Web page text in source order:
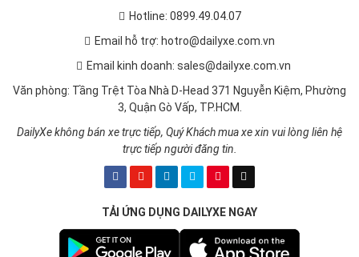
Hotline: 0899.49.04.07
Email hỗ trợ: hotro@dailyxe.com.vn
Email kinh doanh: sales@dailyxe.com.vn
Văn phòng: Tầng Trệt Tòa Nhà D-Head 371 Nguyễn Kiệm, Phường
3, Quận Gò Vấp, TP.HCM.
DailyXe không bán xe trực tiếp, Quý Khách mua xe xin vui lòng liên hệ
trực tiếp người đăng tin.
TẢI ỨNG DỤNG DAILYXE NGAY